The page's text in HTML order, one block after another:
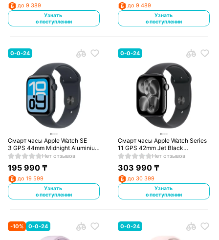
до 9 389
Узнать
о поступлении
до 9 489
Узнать
о поступлении
0-0-24
Смарт часы Apple Watch SE
3 GPS 44mm Midnight Aluminium
Case with Midnight Sport Band -
Нет отзывов
195 990₸
до 19 599
Узнать
о поступлении
0-0-24
Смарт часы Apple Watch Series
11 GPS 42mm Jet Black
Aluminium Case with Black Sport
Нет отзывов
303 990 ₸
до 30 399
Узнать
о поступлении
-10% 0-0-24 0-0-24